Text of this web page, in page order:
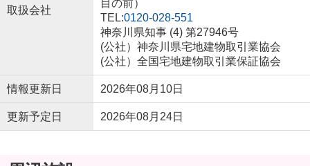
取扱会社
目の前）
TEL:0120-028-551
神奈川県知事 (4) 第27946号
(公社）神奈川県宅地建物取引業協会
(公社）全国宅地建物取引業保証協会
情報更新日 2026年08月10日
更新予定日 2026年08月24日